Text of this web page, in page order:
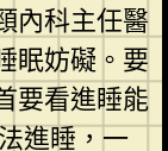
內科主任醫
眠妨礙。要
要看進睡能
進睡，一